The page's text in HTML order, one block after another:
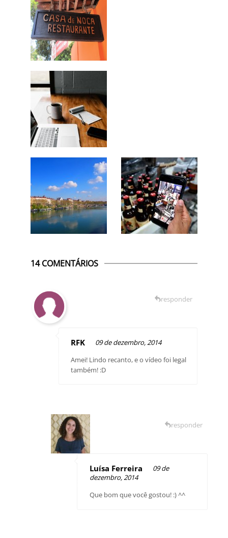
14 COMENTÁRIOS
RFK
09 de dezembro, 2014
Amei! Lindo recanto, e o vídeo foi legal
também! :D
responder
Luísa Ferreira
09 de
dezembro, 2014
Que bom que você gostou! :) ^^
responder